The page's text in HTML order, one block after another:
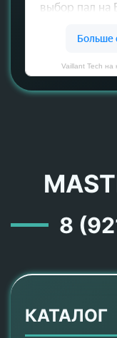
Vaillant Tech на
8
КАТАЛОГ